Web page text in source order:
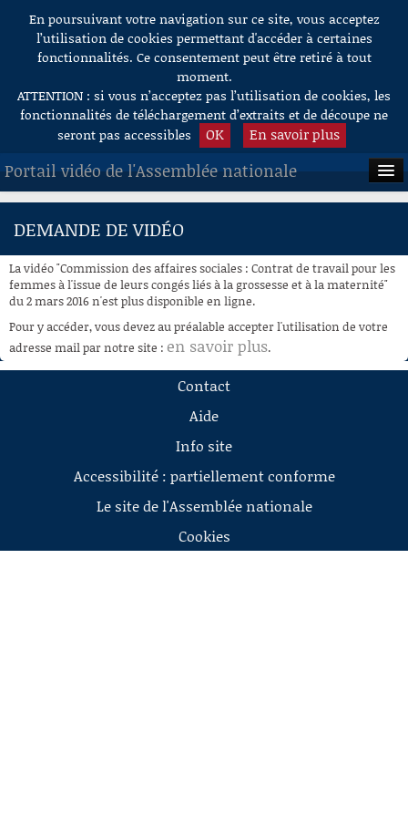
Aller au contenu
En poursuivant votre navigation sur ce site, vous acceptez
l’utilisation de cookies permettant d'accéder à certaines
fonctionnalités. Ce consentement peut être retiré à tout
moment.
ATTENTION : si vous n’acceptez pas l’utilisation de cookies, les
fonctionnalités de téléchargement d’extraits et de découpe ne
seront pas accessibles
OK En savoir plus
Portail vidéo de l'Assemblée nationale
ACCUEIL
À LA DEMANDE
RECHERCHE
AIDE À LA DÉCOUPE
DE VIDÉOS
DEMANDE DE VIDÉO
La vidéo "Commission des affaires sociales : Contrat de travail pour les
femmes à l'issue de leurs congés liés à la grossesse et à la maternité"
du 2 mars 2016 n'est plus disponible en ligne.
Pour y accéder, vous devez au préalable accepter l'utilisation de votre
adresse mail par notre site : en savoir plus.
Contact
Aide
Info site
Accessibilité : partiellement conforme
Le site de l'Assemblée nationale
Cookies